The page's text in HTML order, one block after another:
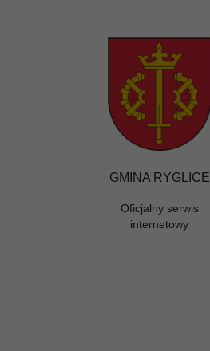
GMINA RYGLICE
Oficjalny serwis
internetowy